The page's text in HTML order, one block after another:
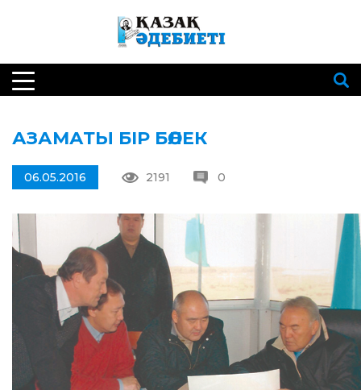
АЗАМАТЫ БІР БӨЛЕК
06.05.2016 2191 0